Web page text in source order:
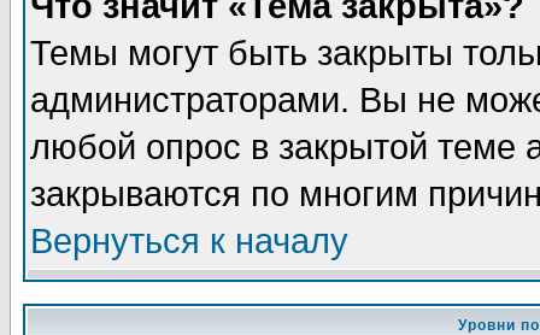
Темы могут быть закрыты
администраторами. Вы не
любой опрос в закрытой теме
закрываются по многим
Вернуться к началу
Уровни